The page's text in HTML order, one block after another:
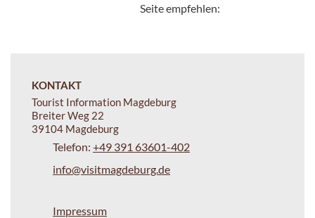
Seite empfehlen:
KONTAKT
Tourist Information Magdeburg
Breiter Weg 22
39104 Magdeburg
Telefon: +49 391 63601-402
info@visitmagdeburg.de
Impressum